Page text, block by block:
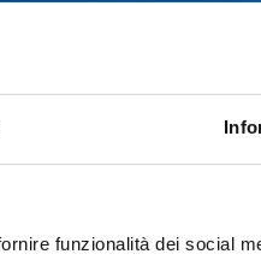
funzionalità dei social
del lavoro.